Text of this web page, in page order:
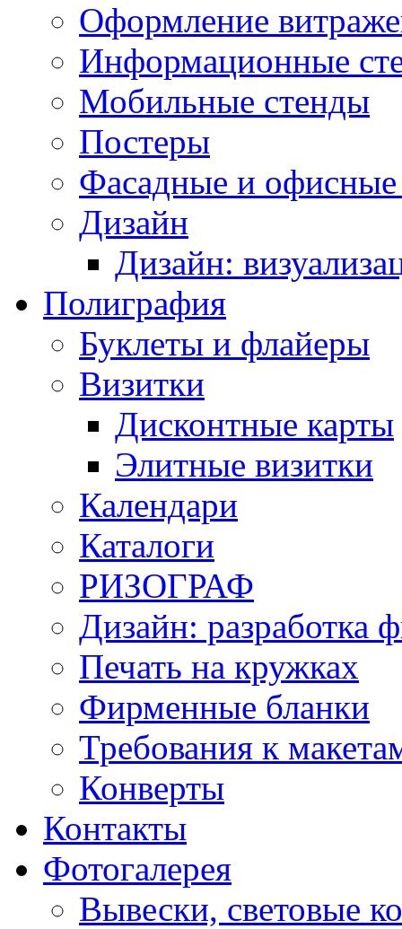
Оформление
Информационные
Мобильные стенды
Постеры
Фасадные и
Дизайн
Дизайн:
Полиграфия
Буклеты и флайеры
Визитки
Дисконтные карты
Элитные визитки
Календари
Каталоги
РИЗОГРАФ
Дизайн: разработка
Печать на кружках
Фирменные бланки
Требования к
Конверты
Контакты
Фотогалерея
Вывески, световые